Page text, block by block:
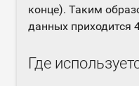
конце). Таким
данных приходится
Где